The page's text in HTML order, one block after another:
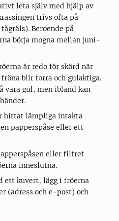
leta själv med hjälp av
trivs ofta på
Beroende på
börja mogna mellan juni-
är redo för skörd när
blir torra och gulaktiga.
vara gul, men ibland kan
hittat lämpliga intakta
papperspåse eller ett
eller filtret
inneslutna.
ett kuvert, lägg i fröerna
(adress och e-post) och